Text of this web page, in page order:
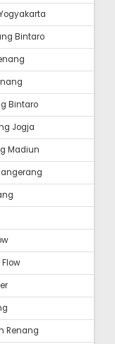
Bintaro
Bintaro
Jogja
Madiun
Renang